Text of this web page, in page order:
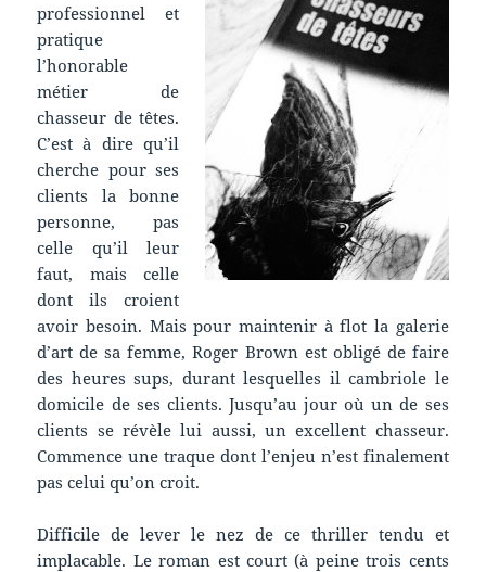
professionnel et
pratique
l’honorable
métier de
chasseur de têtes.
C’est à dire qu’il
cherche pour ses
clients la bonne
personne, pas
celle qu’il leur
faut, mais celle
dont ils croient
avoir besoin. Mais pour maintenir à flot la galerie
d’art de sa femme, Roger Brown est obligé de faire
des heures sups, durant lesquelles il cambriole le
domicile de ses clients. Jusqu’au jour où un de ses
clients se révèle lui aussi, un excellent chasseur.
Commence une traque dont l’enjeu n’est finalement
pas celui qu’on croit.
Difficile de lever le nez de ce thriller tendu et
implacable. Le roman est court (à peine trois cents